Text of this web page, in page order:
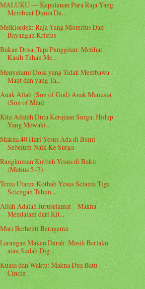
MALUKU — Kepulauan Para Raja Yang
Membuat Dunia Da...
Melkisedek: Raja Yang Misterius Dan
Bayangan Kristus
Bukan Dosa, Tapi Panggilan: Melihat
Kasih Tuhan Me...
Menyelami Dosa yang Tidak Membawa
Maut dan yang Ta...
Anak Allah (Son of God) Anak Manusia
(Son of Man)
Kita Adalah Duta Kerajaan Surga: Hidup
Yang Mewaki...
Makna 40 Hari Yesus Ada di Bumi
Sebelum Naik Ke Surga
Rangkuman Kotbah Yesus di Bukit
(Matius 5–7)
Tema Utama Kotbah Yesus Selama Tiga
Setengah Tahun...
Allah Adalah Juruselamat – Makna
Mendalam dari Kit...
Mari Berhenti Beragama
Larangan Makan Darah: Masih Berlaku
atau Sudah Dig...
Kuasa dan Waktu: Makna Dua Batu
Cincin